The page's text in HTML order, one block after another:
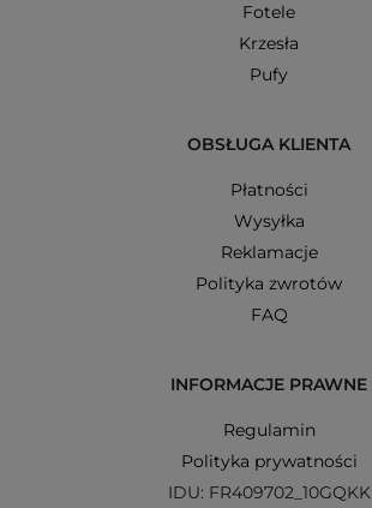
Fotele
Krzesła
Pufy
OBSŁUGA KLIENTA
Płatności
Wysyłka
Reklamacje
Polityka zwrotów
FAQ
INFORMACJE PRAWNE
Regulamin
Polityka prywatności
IDU: FR409702_10GQKK